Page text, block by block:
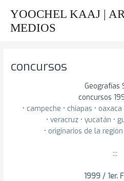
contenido
YOOCHEL KAAJ |
MEDIOS
concursos
Geografías
concursos
• campeche • chiapas •
• veracruz • yucatán •
• originarios de la
:::
1999 / 1er.